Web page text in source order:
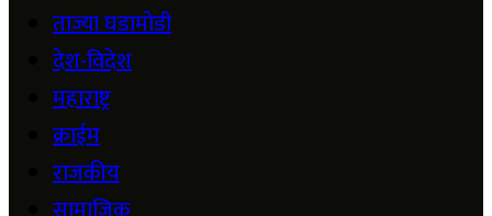
ताज्या घडामोडी
देश-विदेश
महाराष्ट्र
क्राईम
राजकीय